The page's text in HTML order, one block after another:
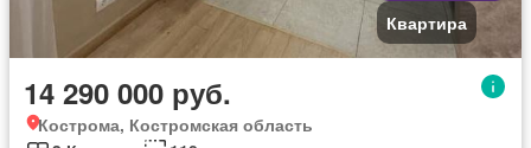
Квартира
14 290 000 руб.
Кострома, Костромская область